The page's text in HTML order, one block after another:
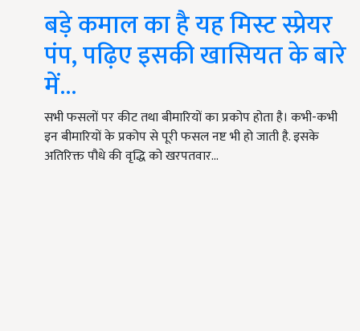
बड़े कमाल का है यह मिस्ट स्प्रेयर
पंप, पढ़िए इसकी खासियत के बारे
में...
सभी फसलों पर कीट तथा बीमारियों का प्रकोप होता है। कभी-कभी
इन बीमारियों के प्रकोप से पूरी फसल नष्ट भी हो जाती है. इसके
अतिरिक्त पौधे की वृद्धि को खरपतवार…